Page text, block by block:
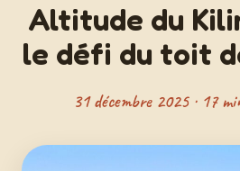
Altitude du
le défi du toit
31 décembre 2025 · 17